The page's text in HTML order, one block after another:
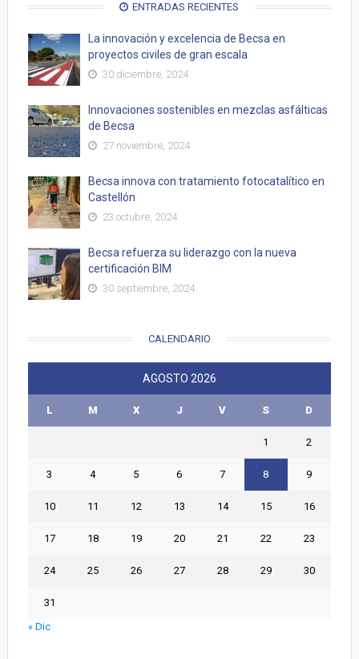
ENTRADAS RECIENTES
La innovación y excelencia de Becsa en
proyectos civiles de gran escala
30 diciembre, 2024
Innovaciones sostenibles en mezclas asfálticas
de Becsa
27 noviembre, 2024
Becsa innova con tratamiento fotocatalítico en
Castellón
23 octubre, 2024
Becsa refuerza su liderazgo con la nueva
certificación BIM
30 septiembre, 2024
CALENDARIO
AGOSTO 2026
L M X J V S D
1 2
3 4 5 6 7 8 9
10 11 12 13 14 15 16
17 18 19 20 21 22 23
24 25 26 27 28 29 30
31
« Dic